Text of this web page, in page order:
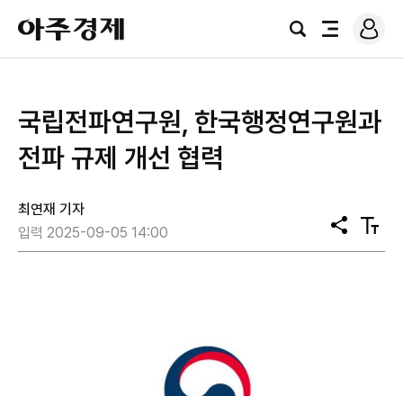
아
주
경
검
전
로
그
국립전파연구원, 한국행정연구원과
전파 규제 개선 협력
최연재 기자
입력 2025-09-05 14:00
공
유
텍
스